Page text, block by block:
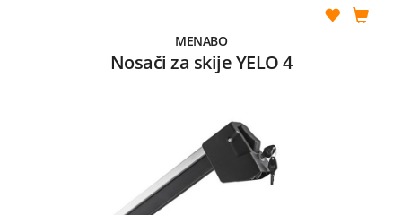
MENABO
Nosači za skije YELO 4